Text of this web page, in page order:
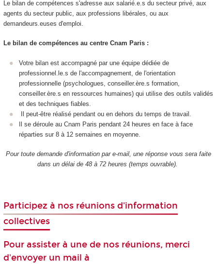
Le bilan de compétences s'adresse aux salarié.e.s du secteur privé, aux
agents du secteur public, aux professions libérales, ou aux
demandeurs.euses d'emploi.
Le bilan de compétences au centre Cnam Paris :
Votre bilan est accompagné par une équipe dédiée de
professionnel.le.s de l'accompagnement, de l'orientation
professionnelle (psychologues, conseiller.ère.s formation,
conseiller.ère.s en ressources humaines) qui utilise des outils validés
et des techniques fiables.
Il peut-être réalisé pendant ou en dehors du temps de travail.
Il se déroule au Cnam Paris pendant 24 heures en face à face
réparties sur 8 à 12 semaines en moyenne.
Pour toute demande d'information par e-mail, une réponse vous sera faite
dans un délai de 48 à 72 heures (temps ouvrable).
Participez à nos réunions d'information
collectives
Pour assister à une de nos réunions, merci
d'envoyer un mail à